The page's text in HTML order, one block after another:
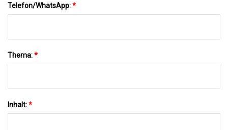
Telefon/WhatsApp:*
Thema:*
Inhalt:*